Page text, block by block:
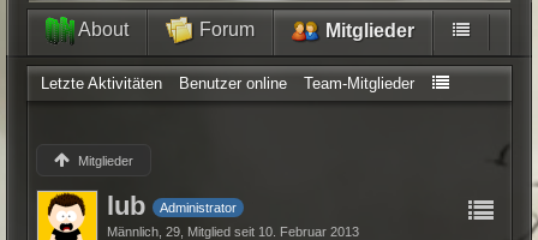
About Forum Mitglieder
Letzte Aktivitäten Benutzer online Team-Mitglieder
Mitglieder
lub Administrator
Männlich 29 Mitglied seit 10. Februar 2013